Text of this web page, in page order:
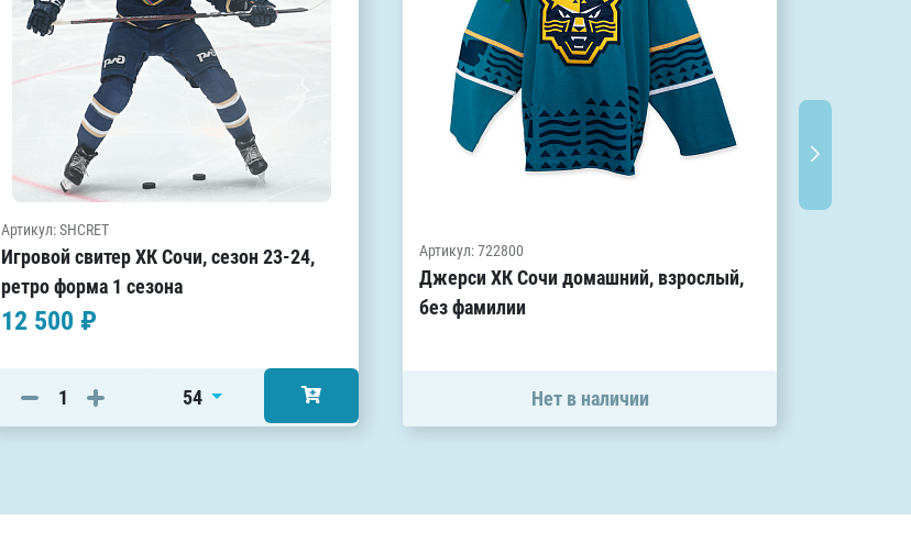
Артикул: SHCRET
Игровой свитер ХК Сочи, сезон 23-24,
ретро форма 1 сезона
12 500 ₽
54
Артикул: 722800
Джерси ХК Сочи домашний, взрослый,
без фамилии
Нет в наличии